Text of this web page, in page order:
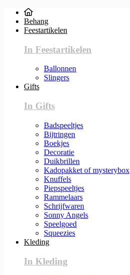
Behang
Feestartikelen
In Feestartikelen
Ballonnen
Slingers
Gifts
In Gifts
Badspeeltjes
Bijtringen
Boekjes
Decoratie
Duikbrillen
Kadopakket of mysterybox
Knuffels
Piepspeeltjes
Rammelaars
Schrijfwaren
Sonny Angels
Speelgoed
Squeezies
Kleding
In Kleding